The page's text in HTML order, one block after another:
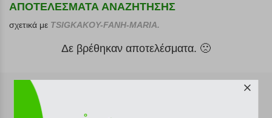
ΑΠΟΤΕΛΕΣΜΑΤΑ ΑΝΑΖΗΤΗΣΗΣ
σχετικά με TSIGKAKOY-FANH-MARIA.
Δε βρέθηκαν αποτελέσματα. 🙁